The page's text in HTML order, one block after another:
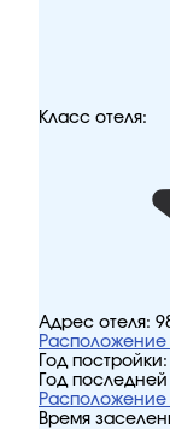
Класс отеля:
Адрес отеля:
Расположение
Год постройки:
Год
Расположение
Время